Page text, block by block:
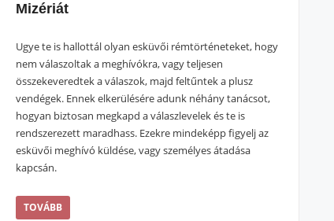
Mizériát
Ugye te is hallottál olyan esküvői rémtörténeteket, hogy
nem válaszoltak a meghívókra, vagy teljesen
összekeveredtek a válaszok, majd feltűntek a plusz
vendégek. Ennek elkerülésére adunk néhány tanácsot,
hogyan biztosan megkapd a válaszlevelek és te is
rendszerezett maradhass. Ezekre mindeképp figyelj az
esküvői meghívó küldése, vagy személyes átadása
kapcsán.
TOVÁBB